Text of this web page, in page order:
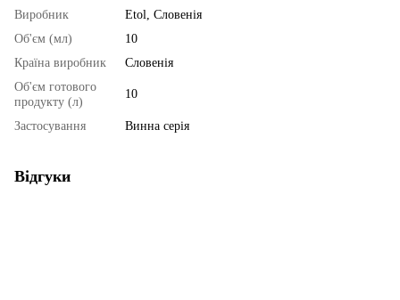
Виробник
Etol, Словенія
Об'єм (мл)
10
Країна виробник
Словенія
Об'єм готового
продукту (л)
10
Застосування Винна серія
Відгуки